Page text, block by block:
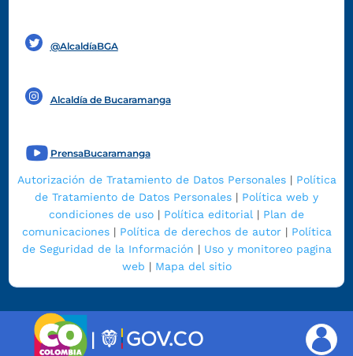
@AlcaldíaBGA
Alcaldía de Bucaramanga
PrensaBucaramanga
Autorización de Tratamiento de Datos Personales| Política
de Tratamiento de Datos Personales | Política web y
condiciones de uso | Política editorial | Plan de
comunicaciones| Política de derechos de autor| Política
de Seguridad de la Información | Uso y monitoreo pagina
web | Mapa del sitio
|